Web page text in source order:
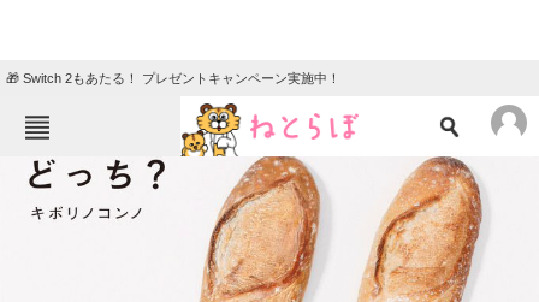
🎁 Switch 2もあたる！ プレゼントキャンペーン実施中！
ねとらぼメニュー
ニュース
クイズ
地域